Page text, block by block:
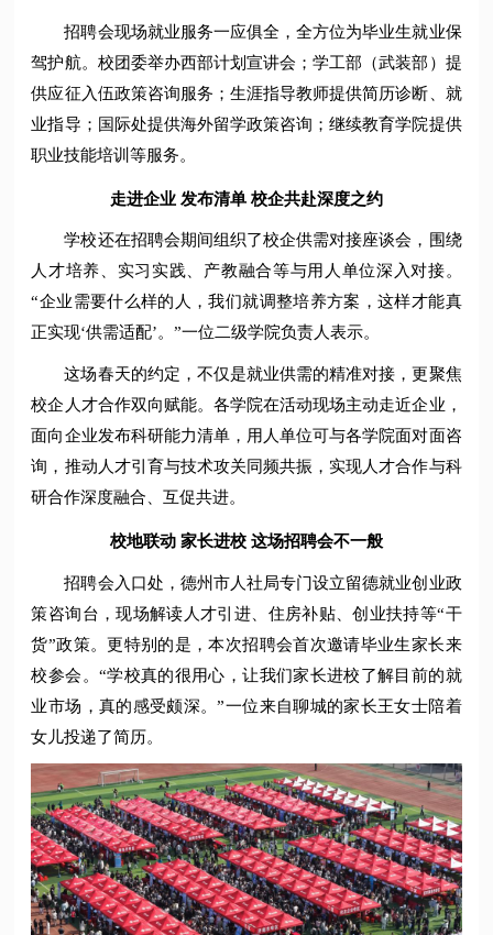
招聘会现场就业服务一应俱全，全方位为毕业生就业保
驾护航。校团委举办西部计划宣讲会；学工部（武装部）提
供应征入伍政策咨询服务；生涯指导教师提供简历诊断、就
业指导；国际处提供海外留学政策咨询；继续教育学院提供
职业技能培训等服务。
走进企业 发布清单 校企共赴深度之约
学校还在招聘会期间组织了校企供需对接座谈会，围绕
人才培养、实习实践、产教融合等与用人单位深入对接。
“企业需要什么样的人，我们就调整培养方案，这样才能真
正实现‘供需适配’。”一位二级学院负责人表示。
这场春天的约定，不仅是就业供需的精准对接，更聚焦
校企人才合作双向赋能。各学院在活动现场主动走近企业，
面向企业发布科研能力清单，用人单位可与各学院面对面咨
询，推动人才引育与技术攻关同频共振，实现人才合作与科
研合作深度融合、互促共进。
校地联动 家长进校 这场招聘会不一般
招聘会入口处，德州市人社局专门设立留德就业创业政
策咨询台，现场解读人才引进、住房补贴、创业扶持等“干
货”政策。更特别的是，本次招聘会首次邀请毕业生家长来
校参会。“学校真的很用心，让我们家长进校了解目前的就
业市场，真的感受颇深。”一位来自聊城的家长王女士陪着
女儿投递了简历。